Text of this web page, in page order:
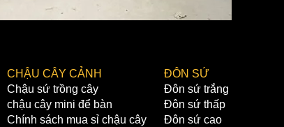
CHẬU CÂY CẢNH
Chậu sứ trồng cây
chậu cây mini để bàn
Chính sách mua sỉ chậu cây
ĐÔN SỨ
Đôn sứ trắng
Đôn sứ thấp
Đôn sứ cao